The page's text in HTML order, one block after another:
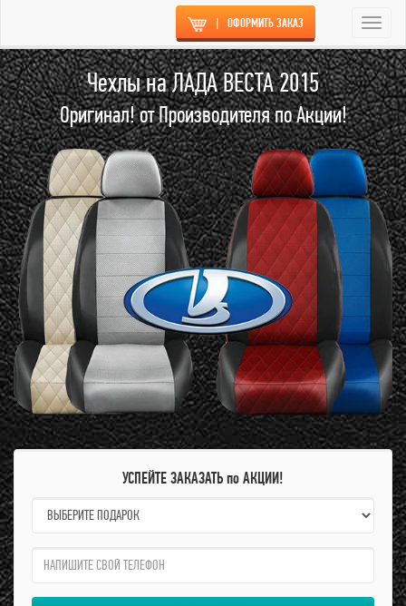
| ОФОРМИТЬ ЗАКАЗ
Чехлы на ЛАДА ВЕСТА 2015
Оригинал! от Производителя по Акции!
УСПЕЙТЕ ЗАКАЗАТЬ по АКЦИИ!
name:
qzw: